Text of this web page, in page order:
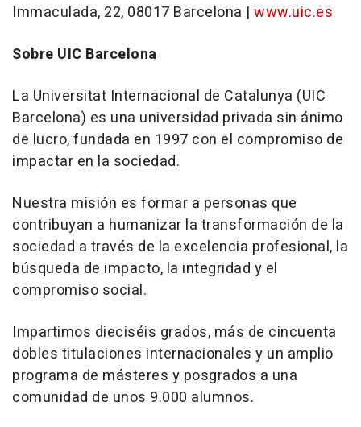
Immaculada, 22, 08017 Barcelona | www.uic.es
Sobre UIC Barcelona
La Universitat Internacional de Catalunya (UIC
Barcelona) es una universidad privada sin ánimo
de lucro, fundada en 1997 con el compromiso de
impactar en la sociedad.
Nuestra misión es formar a personas que
contribuyan a humanizar la transformación de la
sociedad a través de la excelencia profesional, la
búsqueda de impacto, la integridad y el
compromiso social.
Impartimos dieciséis grados, más de cincuenta
dobles titulaciones internacionales y un amplio
programa de másteres y posgrados a una
comunidad de unos 9.000 alumnos.